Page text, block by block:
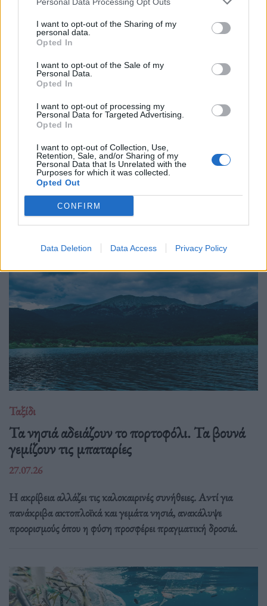
I want to opt-out of the Sharing of my
personal data.
Opted In
I want to opt-out of the Sale of my
Personal Data.
Opted In
I want to opt-out of processing my
Personal Data for Targeted Advertising.
Opted In
I want to opt-out of Collection, Use,
Retention, Sale, and/or Sharing of my
Personal Data that Is Unrelated with the
Purposes for which it was collected.
Opted Out
CONFIRM
Data Deletion Data Access Privacy Policy
Τρόπος Ζωής
να ακούς
27.07.26
Η αποξένωση της σύγχρονης ζωής δεν γεννιέται μόνο από τη
μοναξιά, αλλά και από την απουσία ανθρώπων που μπορούν
Ταξίδι
Τα νησιά αδειάζουν το πορτοφόλι. Τα βουνά
γεμίζουν τις μπαταρίες
27.07.26
Η ακρίβεια αλλάζει τις καλοκαιρινές συνήθειες. Αντί για
πανάκριβα ακτοπλοϊκά και γεμάτα νησιά, ανακάλυψε
προορισμούς όπου η φύση προσφέρει πραγματική δροσιά.